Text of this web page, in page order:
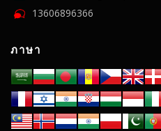
13606896366
ภาษา